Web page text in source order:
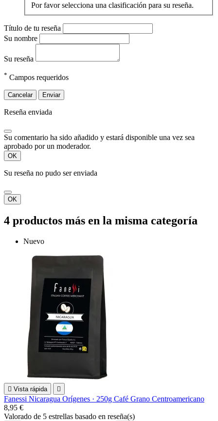
Por favor selecciona una clasificación para su reseña.
Título de tu reseña
Su nombre
Su reseña
* Campos requeridos
Cancelar Enviar
Reseña enviada
Su comentario ha sido añadido y estará disponible una vez sea
aprobado por un moderador.
OK
Su reseña no pudo ser enviada
OK
4 productos más en la misma categoría
Nuevo
 Vista rápida 
Fanessi Nicaragua Orígenes · 250g Café Grano Centroamericano
8,95 €
Valorado de 5 estrellas basado en reseña(s)